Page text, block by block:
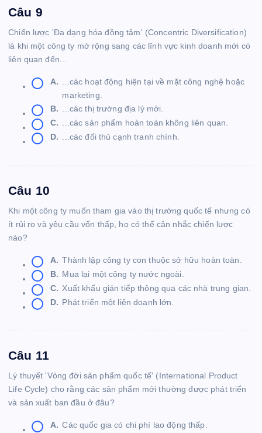
Câu 9
Chiến lược 'Đa dạng hóa đồng tâm' (Concentric Diversification)
là khi một công ty mở rộng sang các lĩnh vực kinh doanh mới có
liên quan đến...
A. ...các hoạt động hiện tại về mặt công nghệ hoặc
marketing.
B. ...các thị trường địa lý mới.
C. ...các sản phẩm hoàn toàn không liên quan.
D. ...các đối thủ cạnh tranh chính.
Câu 10
Khi một công ty muốn tham gia vào thị trường quốc tế nhưng có
ít rủi ro và yêu cầu vốn thấp, họ có thể cân nhắc chiến lược
nào?
A. Thành lập công ty con thuộc sở hữu hoàn toàn.
B. Mua lại một công ty nước ngoài.
C. Xuất khẩu gián tiếp thông qua các nhà trung gian.
D. Phát triển một liên doanh lớn.
Câu 11
Lý thuyết 'Vòng đời sản phẩm quốc tế' (International Product
Life Cycle) cho rằng các sản phẩm mới thường được phát triển
và sản xuất ban đầu ở đâu?
A. Các quốc gia có chi phí lao động thấp.